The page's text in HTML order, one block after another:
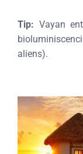
Tip: Vayan
aliens).